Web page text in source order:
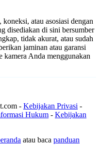
atau asosiasi dengan
disediakan di sini bersumber
tidak akurat, atau sudah
jaminan atau garansi
kamera Anda menggunakan
- Kebijakan Privasi -
Hukum - Kebijakan
atau baca panduan